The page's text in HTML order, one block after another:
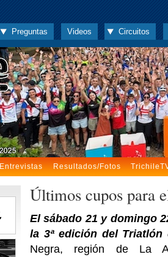
Preguntas Videos Circuitos
Entrevistas Resultados/Fotos
Últimos cupos para
El sábado 21 y domingo
la 3ª edición del Triatlón
Negra, región de La